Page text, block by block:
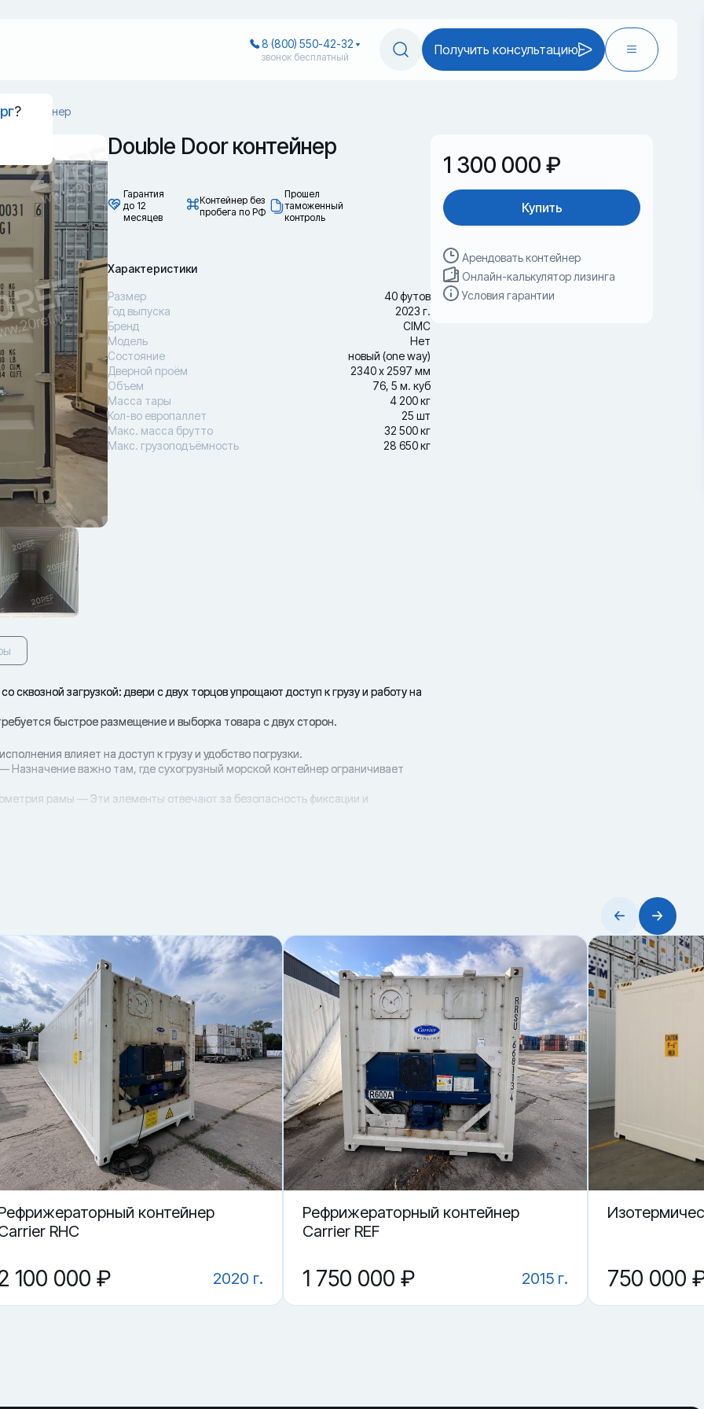
?
8 (800) 550-42-32
звонок бесплатный Получить консультацию
контейнер
Double Door контейнер
Гарантия
до 12
месяцев
Контейнер без
пробега по РФ
Прошел
таможенный
контроль
Характеристики
Размер
40 футов
Год выпуска
2023 г.
Бренд
CIMC
Модель
Нет
Состояние
новый (one way)
Дверной проём
2340 х 2597 мм
Объем
76, 5 м. куб
Масса тары
4 200 кг
Кол-во европаллет
25 шт
Макс. масса брутто
32 500 кг
Макс. грузоподъёмность
28 650 кг
1 300 000 ₽
Купить
Арендовать контейнер
Онлайн-калькулятор лизинга
Условия гарантии
сквозной загрузкой: двери с двух торцов упрощают доступ к грузу и работу на
быстрое размещение и выборка товара с двух сторон.
влияет на доступ к грузу и удобство погрузки.
важно там, где сухогрузный морской контейнер ограничивает
рамы — Эти элементы отвечают за безопасность фиксации и
партии
40 футов (вариант)?
в Нижнем Новгороде?
контейнер
RHC
100 000 ₽ 2020 г.
Рефрижераторный контейнер
Carrier REF
1 750 000 ₽ 2015 г. 750 000